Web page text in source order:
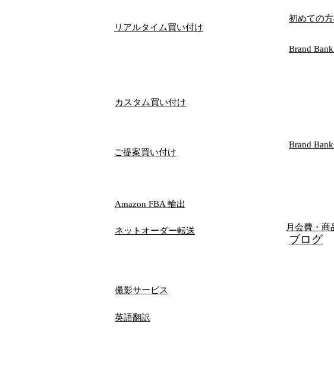
リアルタイム買い付け
初めての
Brand
​カスタム買い付け
ご提案買い付け
Brand
​Amazon FBA 輸出
ネットオーダー​転送
撮影サービス
​英語翻訳
月会費・商
​ブログ